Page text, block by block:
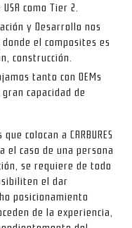
como Tier 2.
y Desarrollo nos
el composites es
construcción.
tanto con OEMs
capacidad de
colocan a CARBURES
el caso de una persona
se requiere de todo
el dar
posicionamiento
de la experiencia,